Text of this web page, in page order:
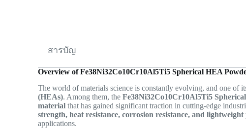
สารบัญ
Overview of Fe38Ni32Co10Cr10Al5Ti5 Spherical HEA
The world of materials science is constantly evolving, and one of
(HEAs). Among them, theFe38Ni32Co10Cr10Al5Ti5
material that has gained significant traction in cutting-edge
strength, heat resistance, corrosion resistance, and
applications.